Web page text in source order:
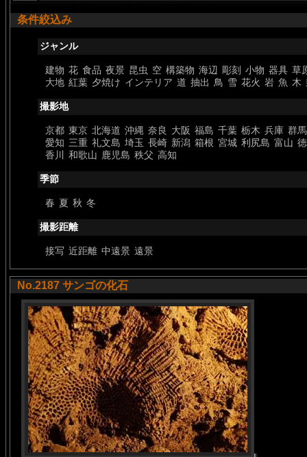
条件絞込み
ジャンル
建物 花 食品 夜景 昆虫 空 構築物 海辺 彫刻 小物 器具 草
大地 紅葉 夕焼け インテリア 道 抽出 鳥 雪 花火 岩 魚 木
撮影地
京都 東京 北海道 沖縄 奈良 大阪 福島 千葉 栃木 兵庫 群馬
愛知 三重 礼文島 埼玉 長崎 新潟 箱根 宮城 利尻島 富山
香川
和歌山 鹿児島 秩父 高知
季節
春 夏 秋 冬
撮影距離
接写 近距離 中遠景 遠景
No.2187 サンゴの化石